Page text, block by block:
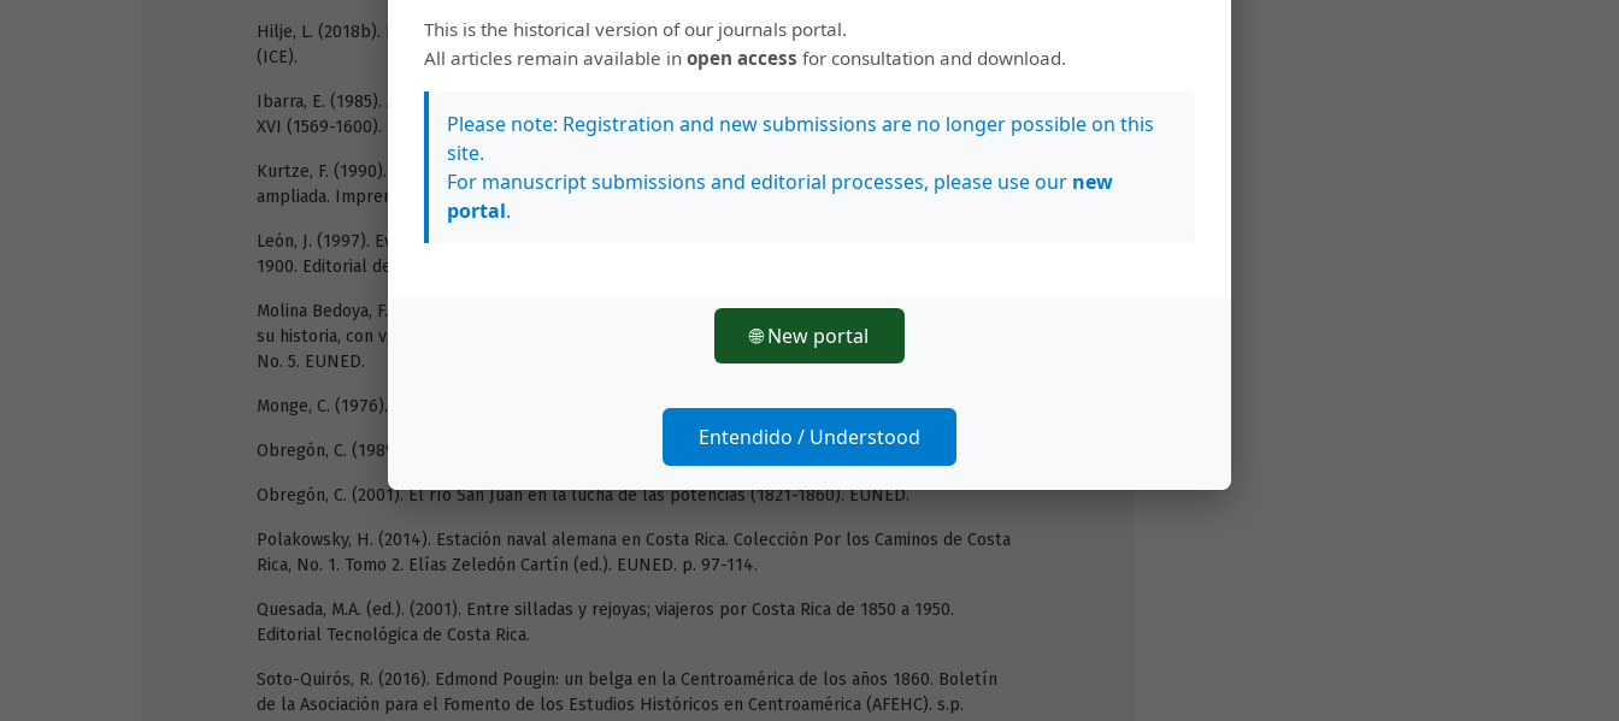
Hilje, L. (2018b). La bandera prusiana ondeó en Angostura. Instituto Costarricense de Electricidad
(ICE).
Ibarra, E. (1985). Al encuentro de Turrialba la grande y Turrialba la chica: pueblos juntos del siglo
XVI (1569-1600). Revista de Ciencias Sociales, Edición Especial 2, 77-85.
Kurtze, F. (1990). La ruta ferroviaria interoceánica a través de la República de Costa Rica. 2 ed.
ampliada. Imprenta Nacional.
León, J. (1997). Evolución del comercio exterior y del transporte marítimo de Costa Rica: 1821-
1900. Editorial de la Universidad de Costa Rica.
Molina Bedoya, F. (2007). Bosquejo de la República de Costa Rica; seguido de apuntamientos para
su historia, con varios mapas, vistas y retratos. Biblioteca de Clásicos de la Historia Costarricense,
No. 5. EUNED.
Monge, C. (1976). Historia de Costa Rica. Librería Trejos Hnos.
Obregón, C. (1989). Carrillo: una época y un hombre (1835-1842). Editorial Costa Rica.
Obregón, C. (2001). El río San Juan en la lucha de las potencias (1821-1860). EUNED.
Polakowsky, H. (2014). Estación naval alemana en Costa Rica. Colección Por los Caminos de Costa
Rica, No. 1. Tomo 2. Elías Zeledón Cartín (ed.). EUNED. p. 97-114.
Quesada, M.A. (ed.). (2001). Entre silladas y rejoyas; viajeros por Costa Rica de 1850 a 1950.
Editorial Tecnológica de Costa Rica.
Soto-Quirós, R. (2016). Edmond Pougin: un belga en la Centroamérica de los años 1860. Boletín
de la Asociación para el Fomento de los Estudios Históricos en Centroamérica (AFEHC). s.p.
This is the historical version of our journals portal.
All articles remain available in open access for consultation and download.
Please note: Registration and new submissions are no longer possible on this
site.
For manuscript submissions and editorial processes, please use our new
portal.
🌐 New portal
Entendido / Understood